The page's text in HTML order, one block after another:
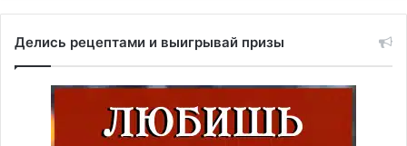
Делись рецептами и выигрывай призы